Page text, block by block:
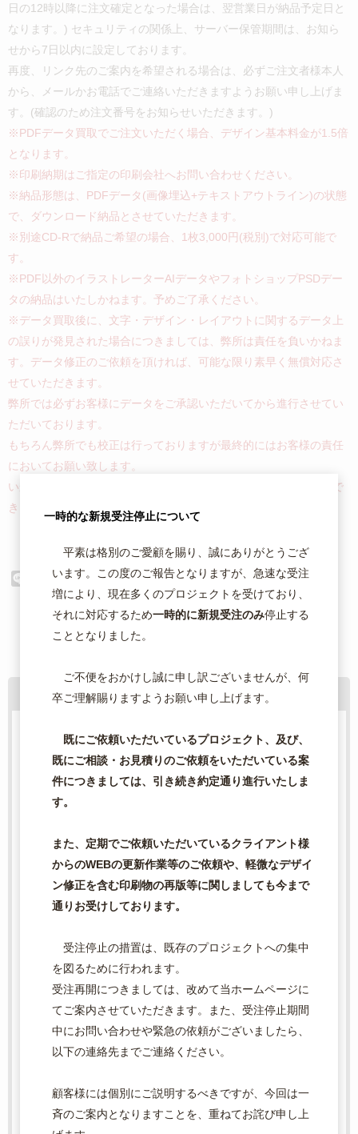
日の12時以降に注文確定となった場合は、翌営業日が納品予定日と
なります。) セキュリティの関係上、サーバー保管期間は、お知ら
せから7日以内に設定しております。
再度、リンク先のご案内を希望される場合は、必ずご注文者様本人
から、メールかお電話でご連絡いただきますようお願い申し上げま
す。(確認のため注文番号をお知らせいただきます。)
※PDFデータ買取でご注文いただく場合、デザイン基本料金が1.5倍
となります。
※印刷納期はご指定の印刷会社へお問い合わせください。
※納品形態は、PDFデータ(画像埋込+テキストアウトライン)の状態
で、ダウンロード納品とさせていただきます。
※別途CD-Rで納品ご希望の場合、1枚3,000円(税別)で対応可能で
す。
※PDF以外のイラストレーターAIデータやフォトショップPSDデー
タの納品はいたしかねます。予めご了承ください。
※データ買取後に、文字・デザイン・レイアウトに関するデータ上
の誤りが発見された場合につきましては、弊所は責任を負いかねま
す。データ修正のご依頼を頂ければ、可能な限り素早く無償対応さ
せていただきます。
弊所では必ずお客様にデータをご承認いただいてから進行させてい
ただいております。
もちろん弊所でも校正は行っておりますが最終的にはお客様の責任
においてお願い致します。
いかなる場合におきましても、ご注文代金を超える補償はお受けで
きません。予めご了承ください。
F
a
c
b
o
T
w
i
t
r
G
m
a
l
C
o
p
n
共
有
その他の注意事項
ジの下部に同じものが表示されています。
ご注文確定について
了した日が、ご注文確定日となります。
締切時間は営業日の午後12時までとなります。
これ以降のご入稿は、翌営業日受付扱いとなります。
ご入金の締め切り時間について
これ以降のご入金は、翌営業日受付扱いとなります。
一時的な新規受注停止について
平素は格別のご愛顧を賜り、誠にありがとうござ
います。この度のご報告となりますが、急速な受注
増により、現在多くのプロジェクトを受けており、
それに対応するため一時的に新規受注のみ停止する
こととなりました。
ご不便をおかけし誠に申し訳ございませんが、何
卒ご理解賜りますようお願い申し上げます。
既にご依頼いただいているプロジェクト、及び、
既にご相談・お見積りのご依頼をいただいている案
件につきましては、引き続き約定通り進行いたしま
す。
また、定期でご依頼いただいているクライアント様
からのWEBの更新作業等のご依頼や、軽微なデザイ
ン修正を含む印刷物の再版等に関しましても今まで
通りお受けしております。
受注停止の措置は、既存のプロジェクトへの集中
を図るために行われます。
受注再開につきましては、改めて当ホームページに
てご案内させていただきます。また、受注停止期間
中にお問い合わせや緊急の依頼がございましたら、
以下の連絡先までご連絡ください。
顧客様には個別にご説明するべきですが、今回は一
斉のご案内となりますことを、重ねてお詫び申し上